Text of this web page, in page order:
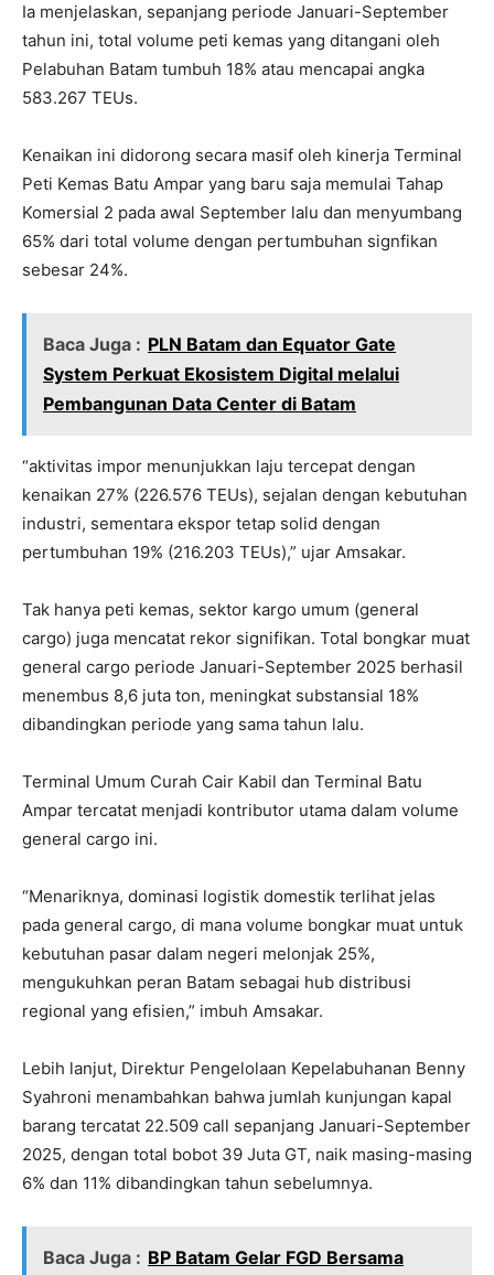
Ia menjelaskan, sepanjang periode Januari-September
tahun ini, total volume peti kemas yang ditangani oleh
Pelabuhan Batam tumbuh 18% atau mencapai angka
583.267 TEUs.
Kenaikan ini didorong secara masif oleh kinerja Terminal
Peti Kemas Batu Ampar yang baru saja memulai Tahap
Komersial 2 pada awal September lalu dan menyumbang
65% dari total volume dengan pertumbuhan signfikan
sebesar 24%.
Baca Juga : PLN Batam dan Equator Gate
System Perkuat Ekosistem Digital melalui
Pembangunan Data Center di Batam
“aktivitas impor menunjukkan laju tercepat dengan
kenaikan 27% (226.576 TEUs), sejalan dengan kebutuhan
industri, sementara ekspor tetap solid dengan
pertumbuhan 19% (216.203 TEUs),” ujar Amsakar.
Tak hanya peti kemas, sektor kargo umum (general
cargo) juga mencatat rekor signifikan. Total bongkar muat
general cargo periode Januari-September 2025 berhasil
menembus 8,6 juta ton, meningkat substansial 18%
dibandingkan periode yang sama tahun lalu.
Terminal Umum Curah Cair Kabil dan Terminal Batu
Ampar tercatat menjadi kontributor utama dalam volume
general cargo ini.
“Menariknya, dominasi logistik domestik terlihat jelas
pada general cargo, di mana volume bongkar muat untuk
kebutuhan pasar dalam negeri melonjak 25%,
mengukuhkan peran Batam sebagai hub distribusi
regional yang efisien,” imbuh Amsakar.
Lebih lanjut, Direktur Pengelolaan Kepelabuhanan Benny
Syahroni menambahkan bahwa jumlah kunjungan kapal
barang tercatat 22.509 call sepanjang Januari-September
2025, dengan total bobot 39 Juta GT, naik masing-masing
6% dan 11% dibandingkan tahun sebelumnya.
Baca Juga : BP Batam Gelar FGD Bersama